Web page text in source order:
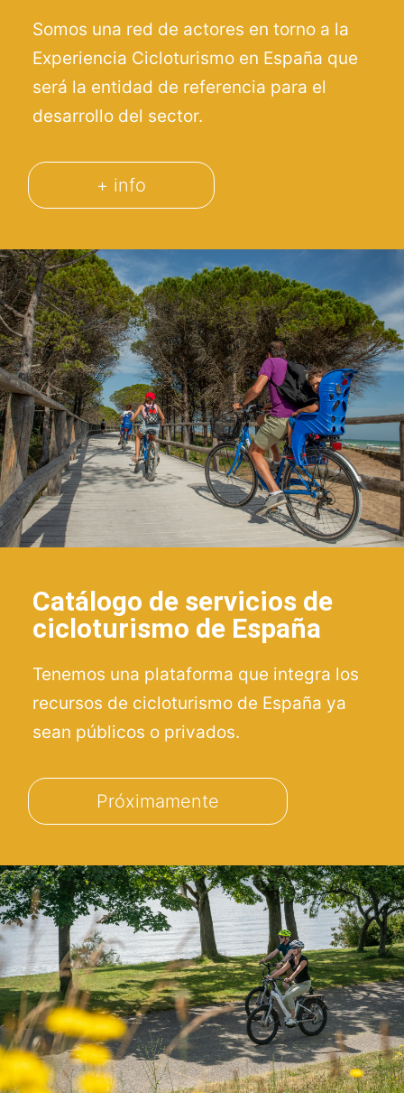
Somos una red de actores en torno a la
Experiencia Cicloturismo en España que
será la entidad de referencia para el
desarrollo del sector.
+ info
Catálogo de servicios de
cicloturismo de España
Tenemos una plataforma que integra los
recursos de cicloturismo de España ya
sean públicos o privados.
Próximamente